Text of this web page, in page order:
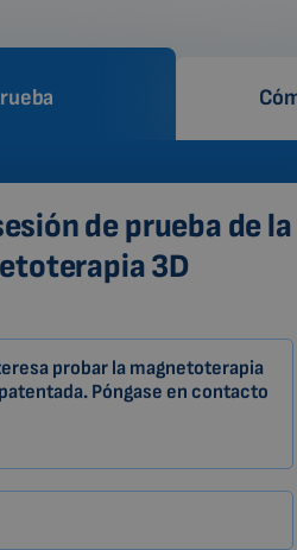
de prueba de la
3D